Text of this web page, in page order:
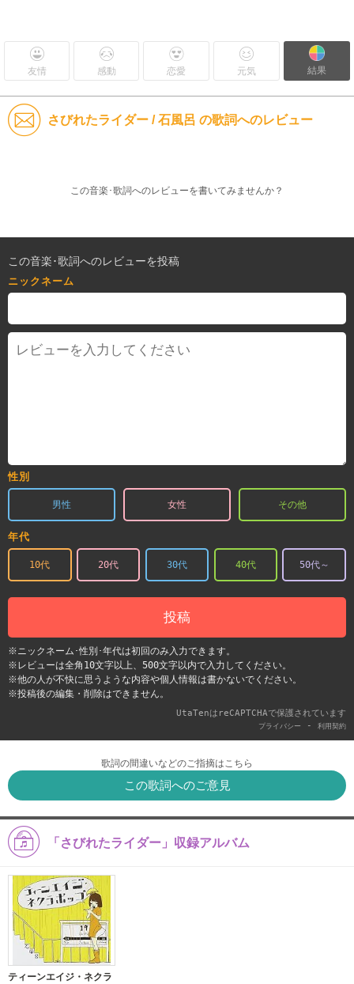
友情 感動 恋愛 元気 結果
さびれたライダー / 石風呂 の歌詞へのレビュー
この音楽･歌詞へのレビューを書いてみませんか？
この音楽･歌詞へのレビューを投稿
ニックネーム
性別
男性 女性 その他
年代
10代 20代 30代 40代 50代～
投稿
※ニックネーム･性別･年代は初回のみ入力できます。
※レビューは全角10文字以上、500文字以内で入力してください。
※他の人が不快に思うような内容や個人情報は書かないでください。
※投稿後の編集・削除はできません。
UtaTenはreCAPTCHAで保護されています
プライバシー - 利用契約
歌詞の間違いなどのご指摘はこちら
この歌詞へのご意見
「さびれたライダー」収録アルバム
ティーンエイジ・ネクラ